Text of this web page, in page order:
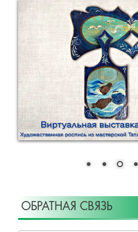
ОБРАТНАЯ СВЯЗЬ